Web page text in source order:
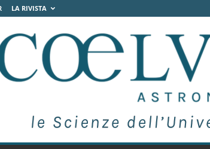
LA RIVISTA